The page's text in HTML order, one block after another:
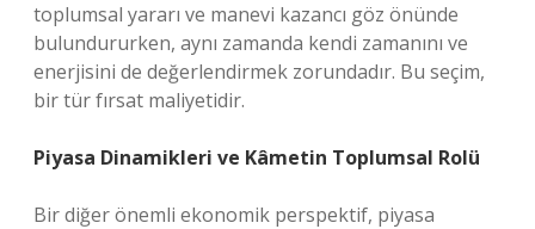
toplumsal yararı ve manevi kazancı göz önünde
bulundururken, aynı zamanda kendi zamanını ve
enerjisini de değerlendirmek zorundadır. Bu seçim,
bir tür fırsat maliyetidir.
Piyasa Dinamikleri ve Kâmetin Toplumsal Rolü
Bir diğer önemli ekonomik perspektif, piyasa